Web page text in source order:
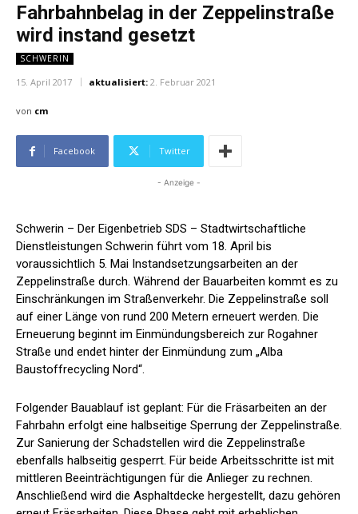
Fahrbahnbelag in der Zeppelinstraße
wird instand gesetzt
SCHWERIN
15. April 2017 aktualisiert: 2. Februar 2021
von cm
Facebook Twitter
- Anzeige -
Schwerin – Der Eigenbetrieb SDS – Stadtwirtschaftliche
Dienstleistungen Schwerin führt vom 18. April bis
voraussichtlich 5. Mai Instandsetzungsarbeiten an der
Zeppelinstraße durch. Während der Bauarbeiten kommt es zu
Einschränkungen im Straßenverkehr. Die Zeppelinstraße soll
auf einer Länge von rund 200 Metern erneuert werden. Die
Erneuerung beginnt im Einmündungsbereich zur Rogahner
Straße und endet hinter der Einmündung zum „Alba
Baustoffrecycling Nord“.
Folgender Bauablauf ist geplant: Für die Fräsarbeiten an der
Fahrbahn erfolgt eine halbseitige Sperrung der Zeppelinstraße.
Zur Sanierung der Schadstellen wird die Zeppelinstraße
ebenfalls halbseitig gesperrt. Für beide Arbeitsschritte ist mit
mittleren Beeinträchtigungen für die Anlieger zu rechnen.
Anschließend wird die Asphaltdecke hergestellt, dazu gehören